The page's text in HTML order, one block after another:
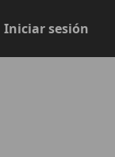
Iniciar sesión